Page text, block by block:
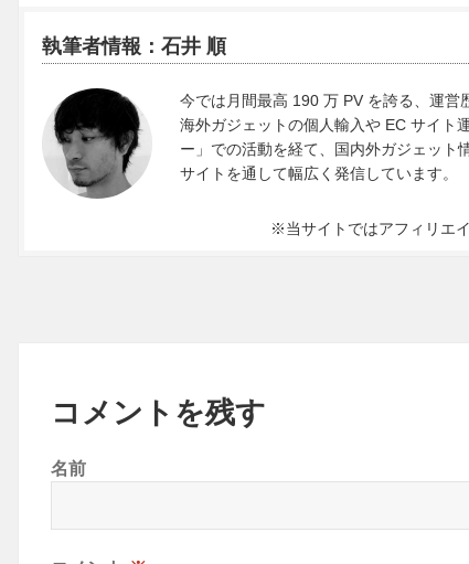
執筆者情報：石井 順
今では月間最高 190 万 PV を誇る、運営
海外ガジェットの個人輸入や EC サイト
ー」での活動を経て、国内外ガジェット
サイトを通して幅広く発信しています。
※当サイトではアフィリエ
コメントを残す
名前